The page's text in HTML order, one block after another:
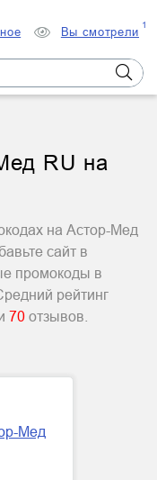
RU на
на Астор-Мед
сайт в
промокоды в
рейтинг
70 отзывов.
Вы смотрели
1